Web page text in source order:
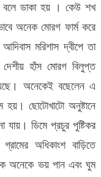
বলে ডাকা হয় । কেউ শখ
অনেক মোরগ ফার্ম করে
মরিশাস দ্বীপে তা
দেশীয় হাঁস মোরগ বিলুপ্ত
অনেকেই বছেলেন এ
ছোটোখাটো অনুষ্টানে
যায়। ডিমে প্রচুর পুষ্টিকর
অধিকাংশ বাড়িতে
অনেকে ভয় পান এবং ঘুম